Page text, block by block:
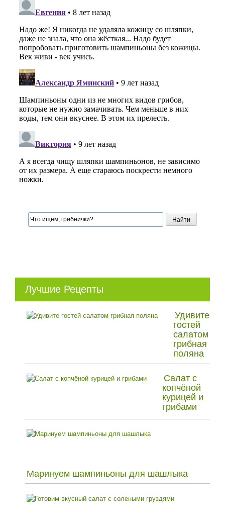
Лучшие Рецепты
Удивите
гостей
салатом
грибная
поляна
Салат с
копчёной
курицей и
грибами
Маринуем шампиньоны для шашлыка